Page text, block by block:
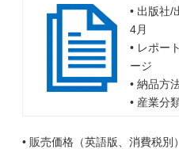
• 出版社/
4月
• レポー
ージ
• 納品方
• 産業分
• 販売価格（英語版、消費税別）